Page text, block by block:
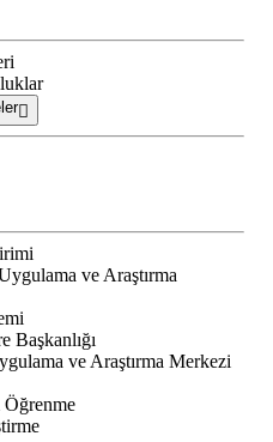
ve Araştırma
Başkanlığı
ve Araştırma Merkezi
Öğrenme